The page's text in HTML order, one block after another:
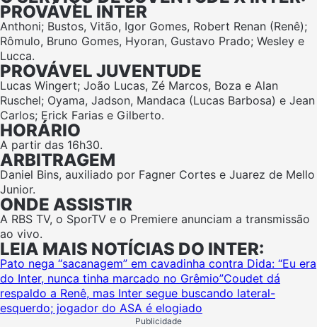
PROVÁVEL INTER
Anthoni; Bustos, Vitão, Igor Gomes, Robert Renan (Renê);
Rômulo, Bruno Gomes, Hyoran, Gustavo Prado; Wesley e
Lucca.
PROVÁVEL JUVENTUDE
Lucas Wingert; João Lucas, Zé Marcos, Boza e Alan
Ruschel; Oyama, Jadson, Mandaca (Lucas Barbosa) e Jean
Carlos; Erick Farias e Gilberto.
HORÁRIO
A partir das 16h30.
ARBITRAGEM
Daniel Bins, auxiliado por Fagner Cortes e Juarez de Mello
Junior.
ONDE ASSISTIR
A RBS TV, o SporTV e o Premiere anunciam a transmissão
ao vivo.
LEIA MAIS NOTÍCIAS DO INTER:
Pato nega “sacanagem” em cavadinha contra Dida: “Eu era
do Inter, nunca tinha marcado no Grêmio”Coudet dá
respaldo a Renê, mas Inter segue buscando lateral-
esquerdo; jogador do ASA é elogiado
Publicidade